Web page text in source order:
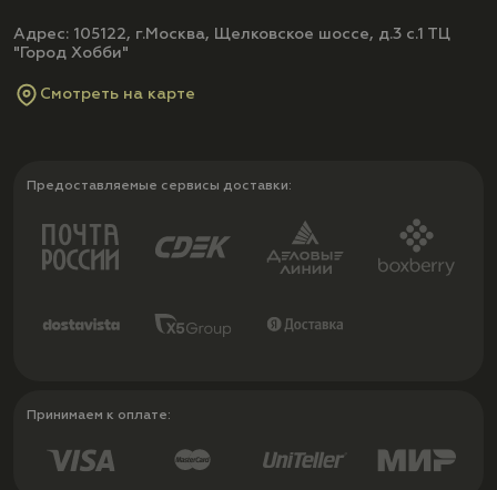
Адрес: 105122, г.Москва, Щелковское шоссе, д.3 с.1 ТЦ
"Город Хобби"
Смотреть на карте
Предоставляемые сервисы доставки:
Принимаем к оплате: